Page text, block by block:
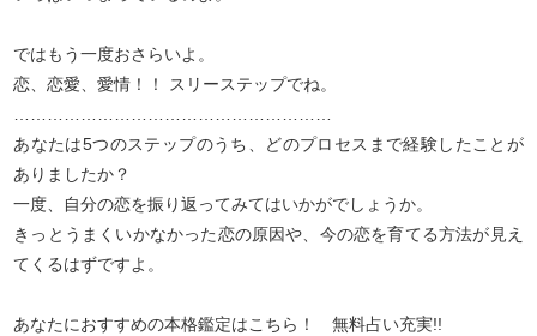
ではもう一度おさらいよ。
恋、恋愛、愛情！！ スリーステップでね。
あなたは5つのステップのうち、どのプロセスまで経験したことが
ありましたか？
一度、自分の恋を振り返ってみてはいかがでしょうか。
きっとうまくいかなかった恋の原因や、今の恋を育てる方法が見え
てくるはずですよ。
あなたにおすすめの本格鑑定はこちら！ 無料占い充実!!